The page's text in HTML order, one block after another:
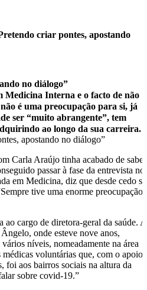
criar pontes, apostando
no diálogo”
Medicina Interna e o facto de não
é uma preocupação para si, já
ser “muito abrangente”, tem
ao longo da sua carreira.
Carla Araújo tinha acabado de saber
passar à fase da entrevista no
em Medicina, diz que desde cedo se
tive uma enorme preocupação
cargo de diretora-geral da saúde. A
onde esteve nove anos,
níveis, nomeadamente na área
voluntárias que, com o apoio
foi aos bairros sociais na altura da
sobre covid-19.”